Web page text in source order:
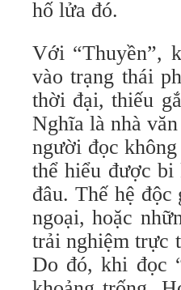
hố lửa đó.
Với “Thuyền”,
vào trạng thái
thời đại, thiếu
Nghĩa là nhà
người đọc
thể hiểu được bi
đâu. Thế hệ
ngoại, hoặc
trải nghiệm trực
Do đó, khi đọc